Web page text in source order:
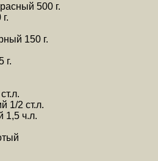
500 г.
150 г.
г.
1/2 ст.л.
1,5 ч.л.